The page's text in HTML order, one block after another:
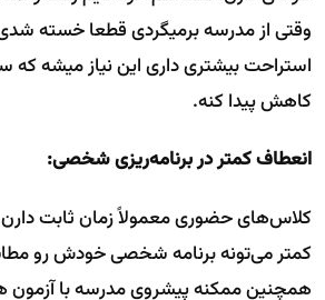
وقتی از مدرسه برمیگردی قطعا خسته شدی
استراحت بیشتری داری این نیاز میشه
کاهش پیدا کنه.
انعطاف کمتر در برنامه‌ریزی شخصی:
کلاس‌های حضوری معمولاً زمان ثابت
کمتر می‌تونه برنامه شخصی خودش رو
همچنین ممکنه پیشروی مدرسه با آزمون